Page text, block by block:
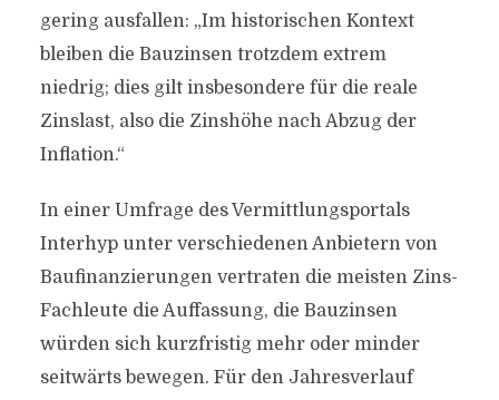
gering ausfallen: „Im historischen Kontext
bleiben die Bauzinsen trotzdem extrem
niedrig; dies gilt insbesondere für die reale
Zinslast, also die Zinshöhe nach Abzug der
Inflation.“
In einer Umfrage des Vermittlungsportals
Interhyp unter verschiedenen Anbietern von
Baufinanzierungen vertraten die meisten Zins-
Fachleute die Auffassung, die Bauzinsen
würden sich kurzfristig mehr oder minder
seitwärts bewegen. Für den Jahresverlauf